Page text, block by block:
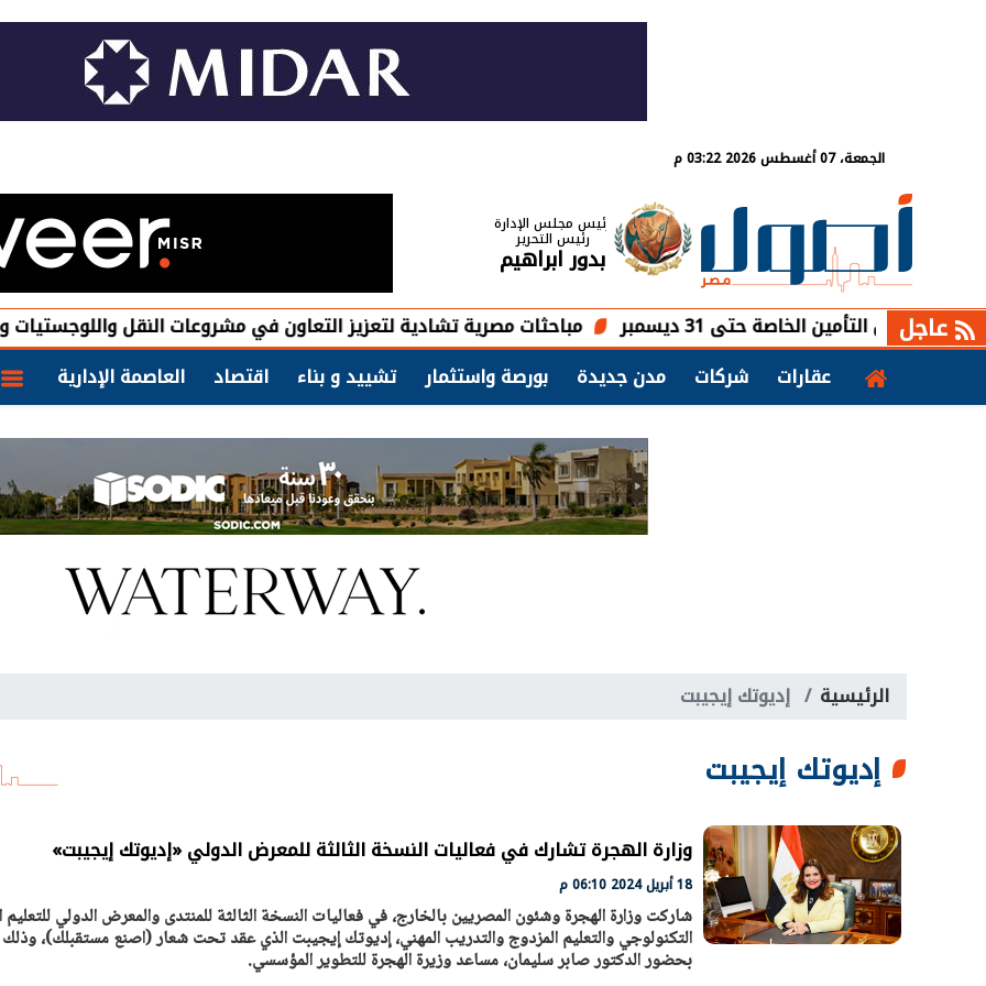
الجمعة، 07 أغسطس 2026 03:22 م
رئيس مجلس الإدارة
رئيس التحرير
بدور ابراهيم
عاجل مباحثات مصرية تشادية لتعزيز التعاون في مشروعات النقل واللوجستيات والطرق
الخاصة حتى 31 ديسمبر
عقارات
شركات مدن جديدة بورصة واستثمار تشييد و بناء اقتصاد العاصمة الإدارية
الرئيسية إديوتك إيجيبت
إديوتك إيجيبت
وزارة الهجرة تشارك في فعاليات النسخة الثالثة للمعرض الدولي «إديوتك إيجيبت»
18 أبريل 2024 06:10 م
شاركت وزارة الهجرة وشئون المصريين بالخارج، في فعاليات النسخة الثالثة للمنتدى والمعرض الدولي للتعليم
التكنولوجي والتعليم المزدوج والتدريب المهني، إديوتك إيجيبت الذي عقد تحت شعار (اصنع مستقبلك)، وذلك
بحضور الدكتور صابر سليمان، مساعد وزيرة الهجرة للتطوير المؤسسي.